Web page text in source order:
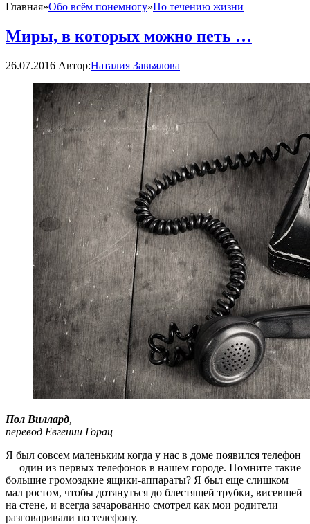
Главная»Обо всём понемногу»По течению жизни
Миры, в которых можно петь …
26.07.2016 Автор:Наталия Завьялова
Пол Виллард
перевод Евгении Горац
Я был совсем маленьким когда у нас в доме появился телефон
— один из первых телефонов в нашем городе. Помните такие
большие громоздкие ящики-аппараты? Я был еще слишком
мал ростом, чтобы дотянуться до блестящей трубки, висевшей
на стене, и всегда зачарованно смотрел как мои родители
разговаривали по телефону.